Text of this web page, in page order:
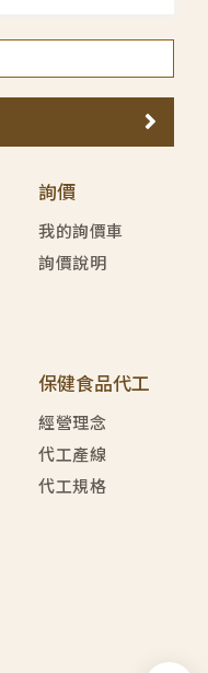
詢價
我的詢價車
詢價說明
保健食品代工
經營理念
代工產線
代工規格